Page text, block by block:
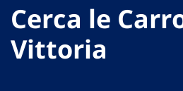
Cerca le
Vittoria